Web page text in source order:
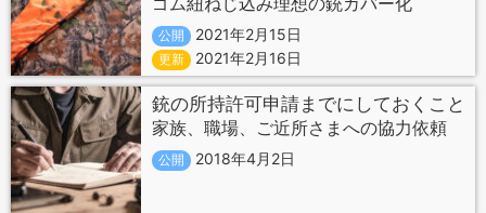
公開 2021年2月15日
更新 2021年2月16日
銃の所持許可申請までにしておくこと
家族、職場、ご近所さまへの協力依頼
公開 2018年4月2日